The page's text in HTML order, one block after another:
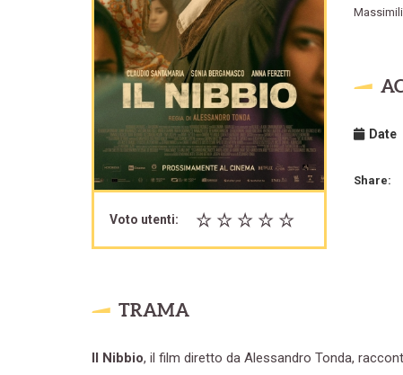
Voto utenti:
Date
Share:
TRAMA
Il Nibbio, il film diretto da Alessandro Tonda,